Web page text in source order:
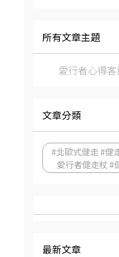
所有文章主題
愛行者心得
文章分類
#北歐式健走 #健
愛行者健走杖 #
最新文章